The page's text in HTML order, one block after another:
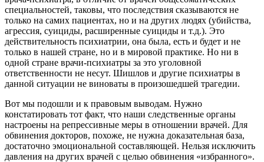
специальностей, таковы, что последствия сказываются не
только на самих пациентах, но и на других людях (убийства,
агрессия, суициды, расширенные суициды и т.д.). Это
действительность психиатрии, она была, есть и будет и не
только в нашей стране, но и в мировой практике. Но ни в
одной стране врачи-психиатры за это уголовной
ответственности не несут. Шишлов и другие психиатры в
данной ситуации не виноваты в произошедшей трагедии.
Вот мы подошли и к правовым выводам. Нужно
констатировать тот факт, что наши следственные органы
настроены на репрессивные меры в отношении врачей. Для
обвинения докторов, похоже, не нужна доказательная база,
достаточно эмоциональной составляющей. Нельзя исключить
давления на других врачей с целью обвинения «избранного».